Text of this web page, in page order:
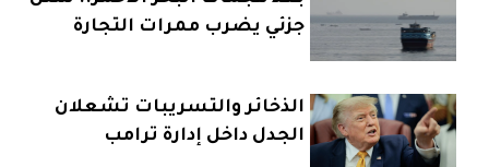
جزئي يضرب ممرات التجارة
الذخائر والتسريبات تشعلان
الجدل داخل إدارة ترامب